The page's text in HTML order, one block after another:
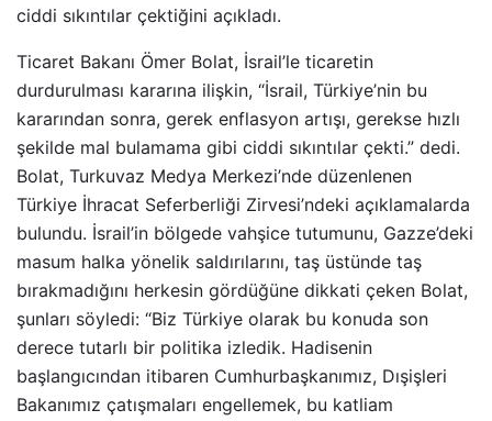
ciddi sıkıntılar çektiğini açıkladı.
Ticaret Bakanı Ömer Bolat, İsrail’le ticaretin
durdurulması kararına ilişkin, “İsrail, Türkiye’nin bu
kararından sonra, gerek enflasyon artışı, gerekse hızlı
şekilde mal bulamama gibi ciddi sıkıntılar çekti.” dedi.
Bolat, Turkuvaz Medya Merkezi’nde düzenlenen
Türkiye İhracat Seferberliği Zirvesi’ndeki açıklamalarda
bulundu. İsrail’in bölgede vahşice tutumunu, Gazze’deki
masum halka yönelik saldırılarını, taş üstünde taş
bırakmadığını herkesin gördüğüne dikkati çeken Bolat,
şunları söyledi: “Biz Türkiye olarak bu konuda son
derece tutarlı bir politika izledik. Hadisenin
başlangıcından itibaren Cumhurbaşkanımız, Dışişleri
Bakanımız çatışmaları engellemek, bu katliam